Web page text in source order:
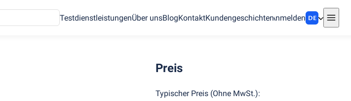
TestdienstleistungenÜber unsBlogKontaktKundengeschichtenAnmelden DE
Preis
Typischer Preis (Ohne MwSt.):